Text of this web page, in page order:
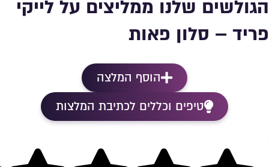
הגולשים שלנו ממליצים על לייקי
פריד – סלון פאות
הוסף המלצה
טיפים וכללים לכתיבת המלצות